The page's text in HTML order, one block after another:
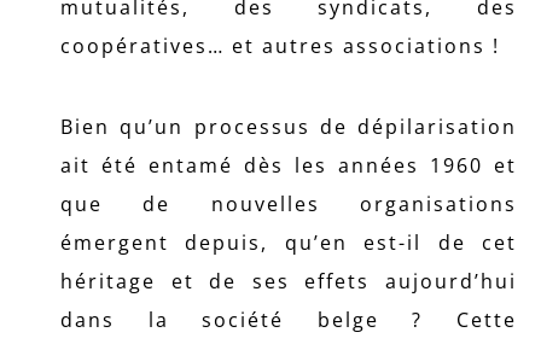
mutualités, des syndicats, des
coopératives… et autres associations !
Bien qu’un processus de dépilarisation
ait été entamé dès les années 1960 et
que de nouvelles organisations
émergent depuis, qu’en est-il de cet
héritage et de ses effets aujourd’hui
dans la société belge ? Cette